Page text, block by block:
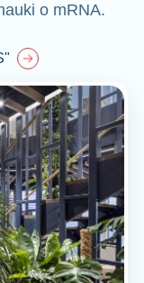
o mRNA.